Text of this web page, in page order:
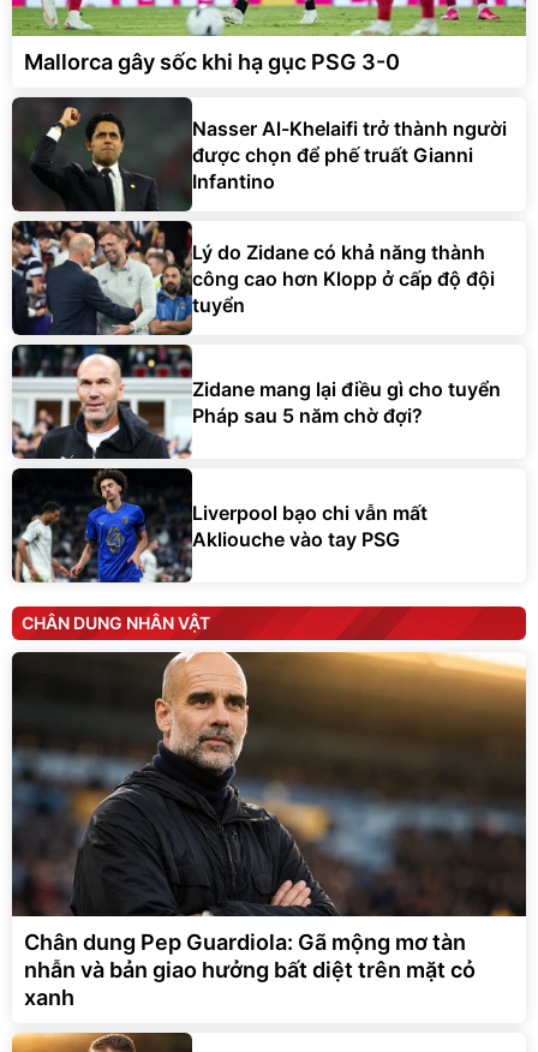
Mallorca gây sốc khi hạ gục PSG 3-0
Nasser Al-Khelaifi trở thành người
được chọn để phế truất Gianni
Infantino
Lý do Zidane có khả năng thành
công cao hơn Klopp ở cấp độ đội
tuyển
Zidane mang lại điều gì cho tuyển
Pháp sau 5 năm chờ đợi?
Liverpool bạo chi vẫn mất
Akliouche vào tay PSG
CHÂN DUNG NHÂN VẬT
Chân dung Pep Guardiola: Gã mộng mơ tàn
nhẫn và bản giao hưởng bất diệt trên mặt cỏ
xanh